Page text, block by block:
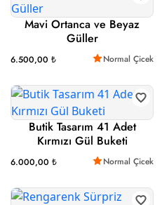
Mavi Ortanca ve Beyaz
Güller
6.500,00 ₺ Normal Çicek
Butik Tasarım 41 Adet
Kırmızı Gül Buketi
6.000,00 ₺ Normal Çicek